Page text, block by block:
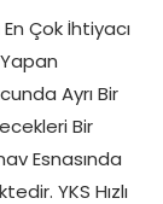
En Çok İhtiyacı
Yapan
Ayrı Bir
Bir
Esnasında
YKS Hızlı